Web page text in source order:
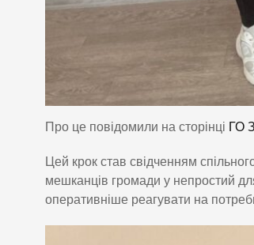
Про це повідомили на сторінці ГО
Цей крок став свідченням
мешканців громади у непростий
оперативніше реагувати на